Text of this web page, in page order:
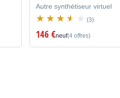
Autre synthétiseur virtuel
(3)
146 €neuf(4 offres)